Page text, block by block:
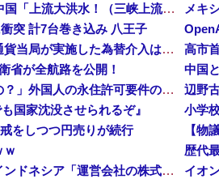
中国「台風接近！」台風13号「三峡直撃予測」中国「上流大洪水！（三峡上流」中国都市「8/5の映像（動画」三峡ダム「緊急放流（決壊危機」中国「下流大水害（震え声」→
突 計7台巻き込み 八王子
岸田文雄元首相「円安を阻止するために日米の通貨当局が実施した為替介入は一時しのぎに過ぎない」
省が全航路を公開！
「あきれてモノが言えない」「国を維持できるの？」外国人の永住許可要件の厳格化で在日中国人の本音は？
国家沈没させられるぞ』
をしつつ円売りが続行
ｗ
インドネシア「高速鉄道！」中国「大赤字！」インドネシア「運営会社の株式購入！（負債対策」中国「はい（巨額負債」インドネシア「700km延伸計画！（実質中止」→
メキ
中国
小学